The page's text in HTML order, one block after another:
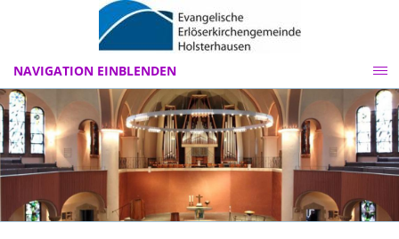
NAVIGATION EINBLENDEN